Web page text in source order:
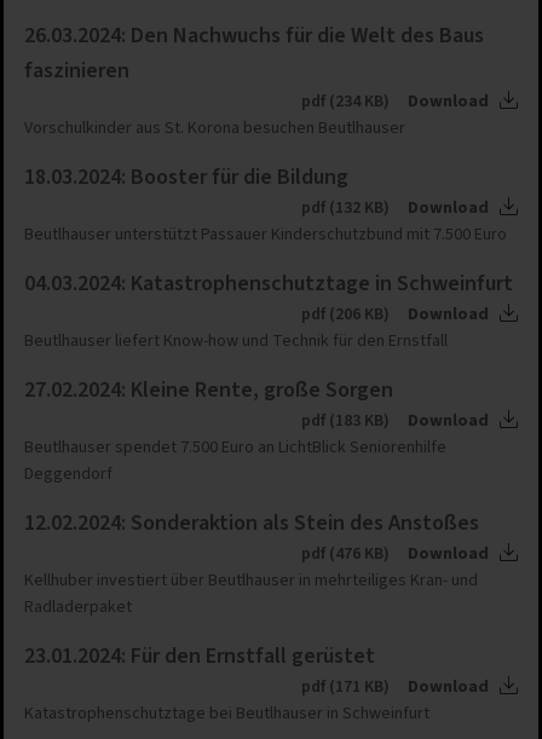
26.03.2024: Den Nachwuchs für die Welt des Baus
faszinieren
pdf (234 KB)
Download
Vorschulkinder aus St. Korona besuchen Beutlhauser
18.03.2024: Booster für die Bildung
pdf (132 KB)
Download
Beutlhauser unterstützt Passauer Kinderschutzbund mit 7.500 Euro
04.03.2024: Katastrophenschutztage in Schweinfurt
pdf (206 KB)
Download
Beutlhauser liefert Know-how und Technik für den Ernstfall
27.02.2024: Kleine Rente, große Sorgen
pdf (183 KB)
Download
Beutlhauser spendet 7.500 Euro an LichtBlick Seniorenhilfe
Deggendorf
12.02.2024: Sonderaktion als Stein des Anstoßes
pdf (476 KB)
Download
Kellhuber investiert über Beutlhauser in mehrteiliges Kran- und
Radladerpaket
23.01.2024: Für den Ernstfall gerüstet
pdf (171 KB)
Download
Katastrophenschutztage bei Beutlhauser in Schweinfurt